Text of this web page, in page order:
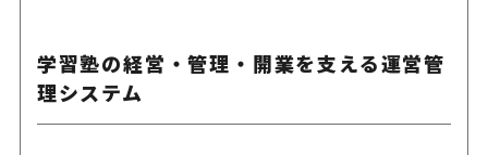
学習塾の経営・管理・開業を支える運営管
理システム